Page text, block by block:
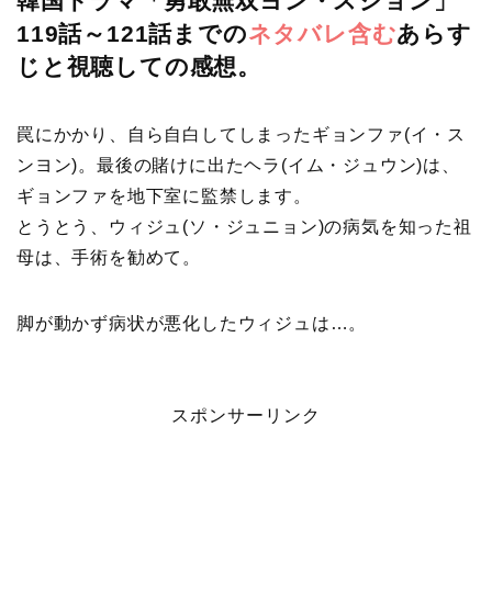
119話～121話までのネタバレ含むあらす
じと視聴しての感想。
罠にかかり、自ら自白してしまったギョンファ(イ・ス
ンヨン)。最後の賭けに出たヘラ(イム・ジュウン)は、
ギョンファを地下室に監禁します。
とうとう、ウィジュ(ソ・ジュニョン)の病気を知った祖
母は、手術を勧めて。
脚が動かず病状が悪化したウィジュは…。
スポンサーリンク